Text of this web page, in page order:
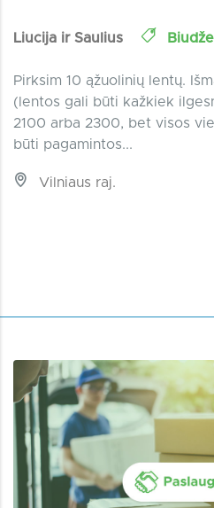
Liucija ir Saulius
Pirksim 10 ąžuolinių lentų.
(lentos gali būti kažkiek
2100 arba 2300, bet visos
būti pagamintos...
Vilniaus raj.